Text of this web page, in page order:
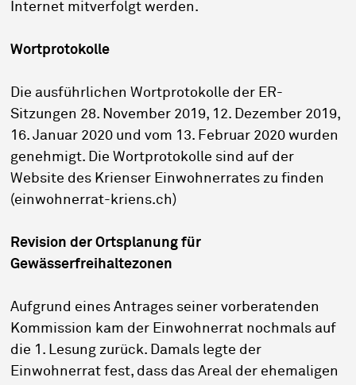
Internet mitverfolgt werden.
Wortprotokolle
Die ausführlichen Wortprotokolle der ER-
Sitzungen 28. November 2019, 12. Dezember 2019,
16. Januar 2020 und vom 13. Februar 2020 wurden
genehmigt. Die Wortprotokolle sind auf der
Website des Krienser Einwohnerrates zu finden
(einwohnerrat-kriens.ch)
Revision der Ortsplanung für
Gewässerfreihaltezonen
Aufgrund eines Antrages seiner vorberatenden
Kommission kam der Einwohnerrat nochmals auf
die 1. Lesung zurück. Damals legte der
Einwohnerrat fest, dass das Areal der ehemaligen